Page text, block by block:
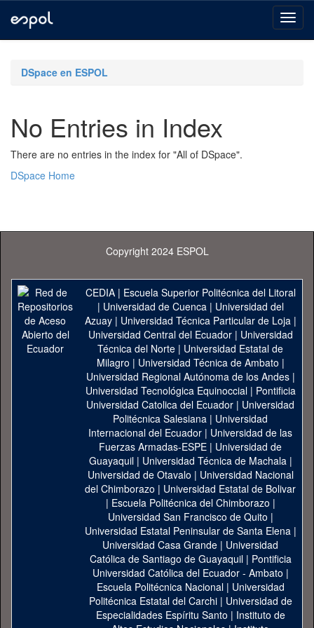
navigationDSpace en ESPOL
No Entries in Index
There are no entries in the index for "All of DSpace".
DSpace Home
Copyright 2024 ESPOL
CEDIA| Escuela Superior Politécnica del Litoral
| Universidad de Cuenca| Universidad del
Azuay| Universidad Técnica Particular de Loja|
Universidad Central del Ecuador| Universidad
Técnica del Norte | Universidad Estatal de
Milagro | Universidad Técnica de Ambato |
Universidad Regional Autónoma de los Andes|
Universidad Tecnológica Equinoccial| Pontificia
Universidad Catolica del Ecuador | Universidad
Politécnica Salesiana | Universidad
Internacional del Ecuador | Universidad de las
Fuerzas Armadas-ESPE | Universidad de
Guayaquil| Universidad Técnica de Machala|
Universidad de Otavalo | Universidad Nacional
del Chimborazo | Universidad Estatal de Bolivar
| Escuela Politécnica del Chimborazo |
Universidad San Francisco de Quito |
Universidad Estatal Peninsular de Santa Elena|
Universidad Casa Grande | Universidad
Católica de Santiago de Guayaquil| Pontificia
Universidad Católica del Ecuador - Ambato |
Escuela Politécnica Nacional| Universidad
Politécnica Estatal del Carchi| Universidad de
Especialidades Espíritu Santo | Instituto de